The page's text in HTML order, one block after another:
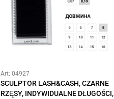
Art: 04927
SCULPTOR LASH&CASH, CZARNE
RZĘSY, INDYWIDUALNE DŁUGOŚCI,